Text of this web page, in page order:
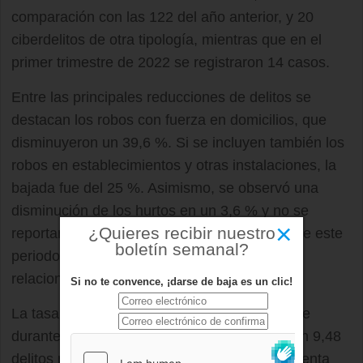
comparación con las 122 del año anterior, y 20
ciberdelitos de otra tipología, mientras que en el
primer trimestre de 2022 se registraron 14 casos.
Entre las principales reducciones de delitos se
destacan los robos con fuerza en domicilios, que
disminuyeron un 39,6 %. Si se incluyen también los
robos en establecimientos y otras instalaciones, la
bajada fue del 25 %. Asimismo, se observó una
disminución de los hurtos en un 3,6 % y no se
reportaron sustracciones de vehículos durante este
periodo. Además, no se registraron delitos
relacionados con el tráfico de drogas.
La tasa de criminalidad enBoadilladel Monte
durante el primer trimestre del año se situó en 9,48
delitos por cada mil habitantes, lo que representa
×
¿Quieres recibir nuestro
boletín semanal?
Si no te convence, ¡darse de baja es un clic!